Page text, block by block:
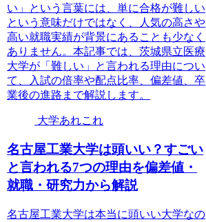
い」という言葉には、単に合格が難しい
という意味だけではなく、人気の高さや
高い就職実績が背景にあることも少なく
ありません。本記事では、茨城県立医療
大学が「難しい」と言われる理由につい
て、入試の倍率や配点比率、偏差値、卒
業後の進路まで解説します。
大学あれこれ
名古屋工業大学は頭いい？すごい
と言われる7つの理由を偏差値・
就職・研究力から解説
名古屋工業大学は本当に頭いい大学なの